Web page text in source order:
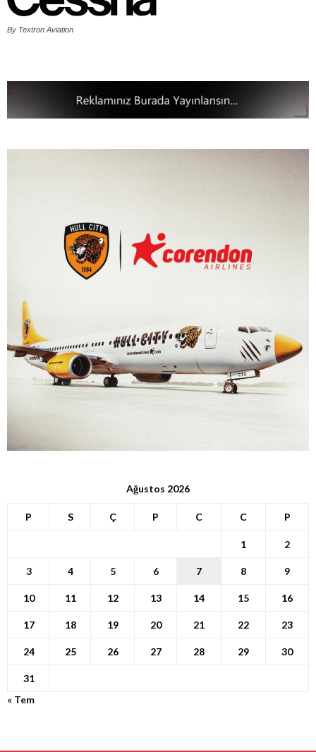
By Textron Aviation
Ağustos 2026
P S Ç P C C P
1 2
3 4 5 6 7 8 9
10 11 12 13 14 15 16
17 18 19 20 21 22 23
24 25 26 27 28 29 30
31
« Tem